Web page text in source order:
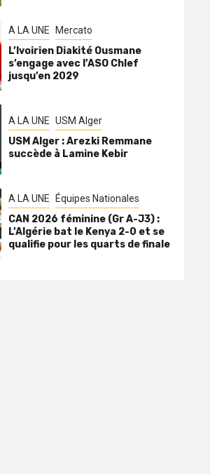
A LA UNE Mercato
L’Ivoirien Diakité Ousmane
s’engage avec l’ASO Chlef
jusqu’en 2029
A LA UNE USM Alger
USM Alger : Arezki Remmane
succède à Lamine Kebir
A LA UNE Équipes Nationales
CAN 2026 féminine (Gr A-J3) :
L’Algérie bat le Kenya 2-0 et se
qualifie pour les quarts de finale